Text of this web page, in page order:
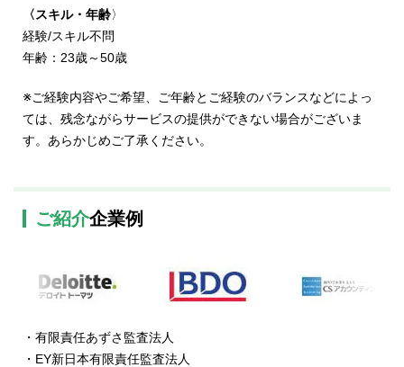
〈スキル・年齢〉
経験/スキル不問
年齢：23歳～50歳
※ご経験内容やご希望、ご年齢とご経験のバランスなどによっ
ては、残念ながらサービスの提供ができない場合がございま
す。あらかじめご了承ください。
ご紹介企業例
・有限責任あずさ監査法人
・EY新日本有限責任監査法人